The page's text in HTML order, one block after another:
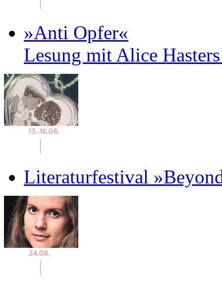
»Anti Opfer«
Lesung mit Alice
Literaturfestival